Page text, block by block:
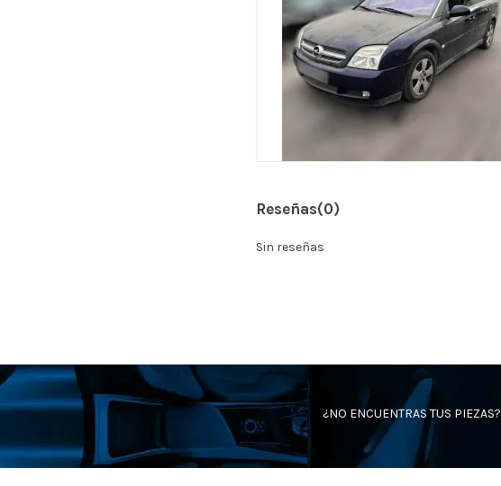
Reseñas(0)
Sin reseñas
¿NO ENCUENTRAS TUS PIEZAS?